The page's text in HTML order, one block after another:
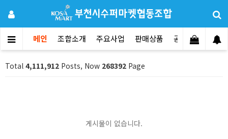
메인 조합소개 주요사업 판매상품 공지사항 문
Total 4,111,912 Posts, Now 268392 Page
게시물이 없습니다.